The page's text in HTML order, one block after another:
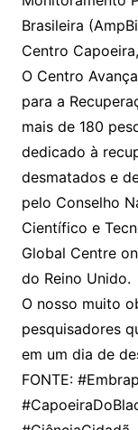
Brasileira
Centro
O Centro
para a
mais de 180
dedicado à
desmatados e
pelo Conselho
Científico e
Global Centre
do Reino Unido.
O nosso muito
pesquisadores
em um dia de
FONTE: